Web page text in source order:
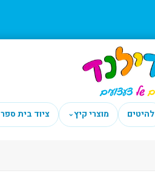
להיטים מוצרי קיץ⌄ ציוד בית ספר